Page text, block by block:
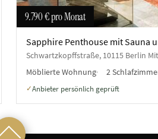
9.790 €pro Monat
Sapphire Penthouse mit Sauna
Schwartzkopffstraße, 10115 Berlin
Möblierte Wohnung
2
✓Anbieter persönlich geprüft